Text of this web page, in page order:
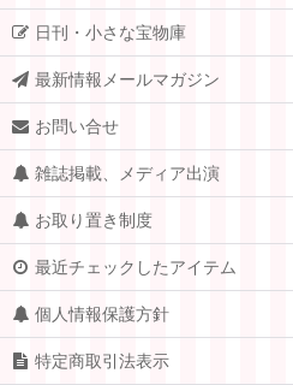
日刊・小さな宝物庫
最新情報メールマガジン
お問い合せ
雑誌掲載、メディア出演
お取り置き制度
最近チェックしたアイテム
個人情報保護方針
特定商取引法表示